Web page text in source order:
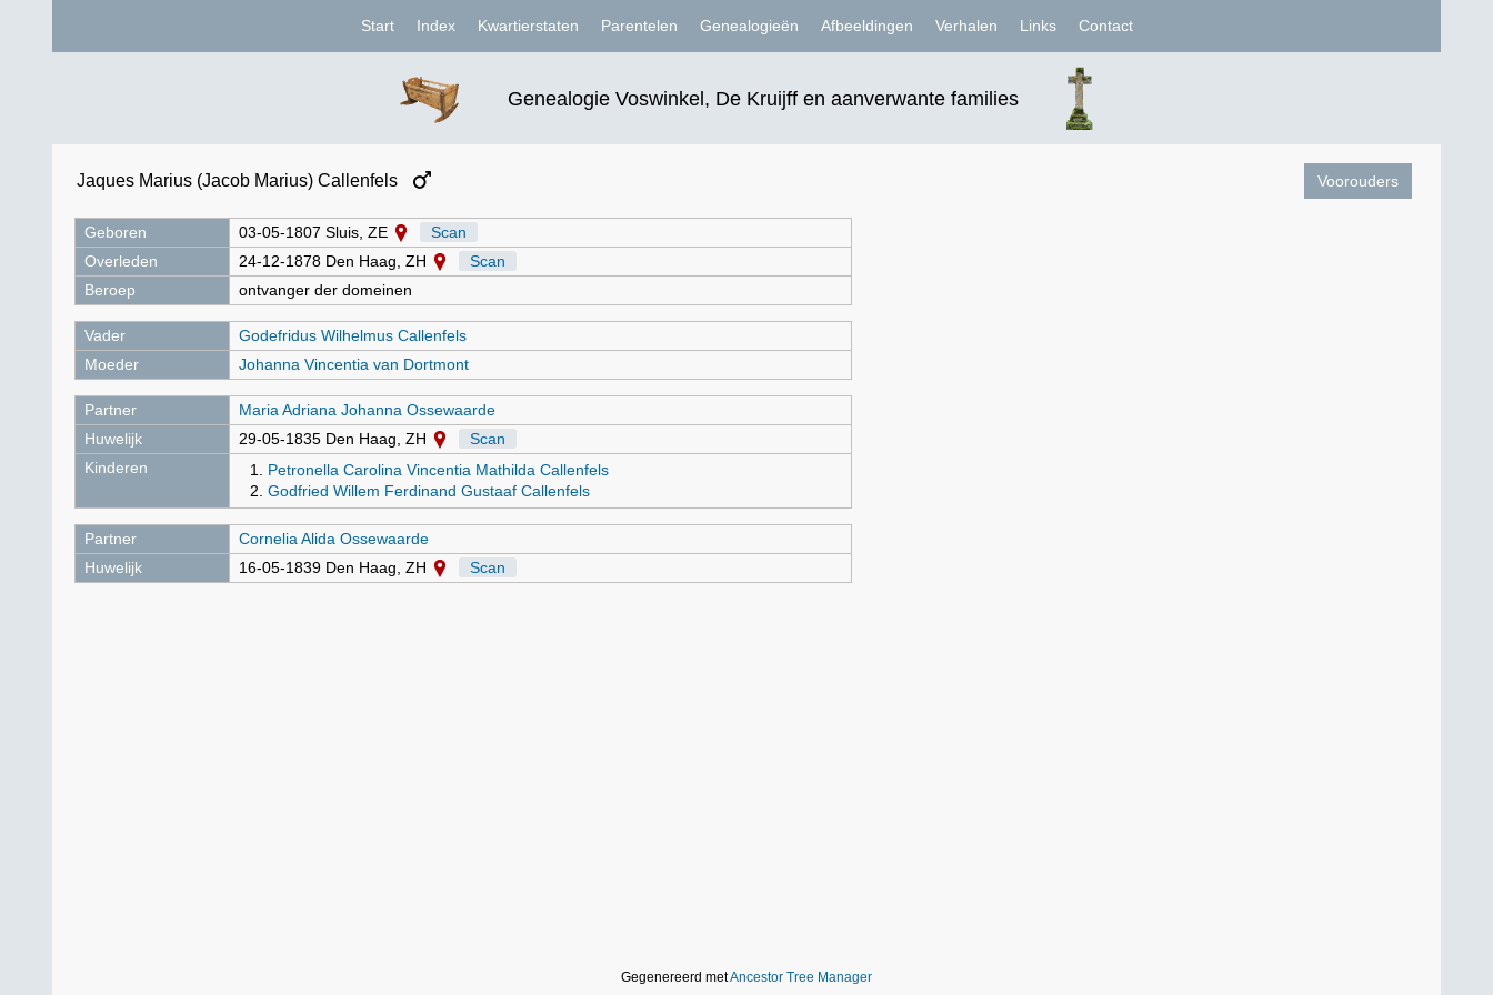
Genealogie Voswinkel, De Kruijff en aanverwante families
Start Index Kwartierstaten Parentelen Genealogieën Afbeeldingen Verhalen Links Contact
Jaques Marius (Jacob Marius) Callenfels Voorouders
Geboren 03-05-1807 Sluis, ZE
Scan
Overleden
24-12-1878 Den Haag, ZH
Scan
Beroep
ontvanger der domeinen
Vader
Godefridus Wilhelmus Callenfels
Moeder
Johanna Vincentia van Dortmont
Partner
Maria Adriana Johanna Ossewaarde
Huwelijk
29-05-1835 Den Haag, ZH
Scan
Kinderen
Petronella Carolina Vincentia Mathilda Callenfels
Godfried Willem Ferdinand Gustaaf Callenfels
Partner
Cornelia Alida Ossewaarde
Huwelijk
16-05-1839 Den Haag, ZH Scan
Gegenereerd metAncestor Tree Manager